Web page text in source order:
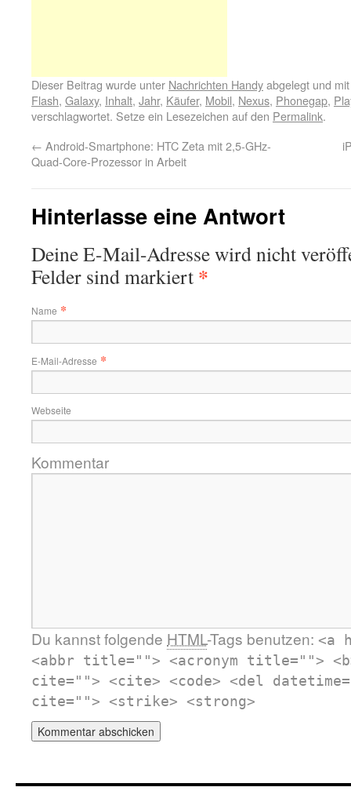
Dieser Beitrag wurde unter Nachrichten Handyabgelegt und
Flash, Galaxy, Inhalt, Jahr, Käufer, Mobil, Nexus, Phonegap,
verschlagwortet. Setze ein Lesezeichen auf den Permalink.
← Android-Smartphone: HTC Zeta mit 2,5-GHz-
Quad-Core-Prozessor in Arbeit
Hinterlasse eine Antwort
Deine E-Mail-Adresse wird nicht
Felder sind markiert *
Name *
E-Mail-Adresse *
Webseite
Kommentar
Du kannst folgende HTML-Tags benutzen: <a
<abbr title=""> <acronym title="">
cite=""> <cite> <code> <del
cite=""> <strike> <strong>